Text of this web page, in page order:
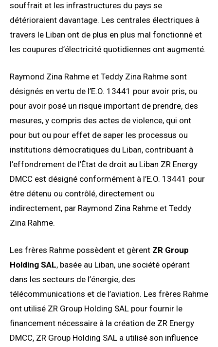
souffrait et les infrastructures du pays se
détérioraient davantage. Les centrales électriques à
travers le Liban ont de plus en plus mal fonctionné et
les coupures d’électricité quotidiennes ont augmenté.
Raymond Zina Rahme et Teddy Zina Rahme sont
désignés en vertu de l’E.O. 13441 pour avoir pris, ou
pour avoir posé un risque important de prendre, des
mesures, y compris des actes de violence, qui ont
pour but ou pour effet de saper les processus ou
institutions démocratiques du Liban, contribuant à
l’effondrement de l’État de droit au Liban ZR Energy
DMCC est désigné conformément à l’E.O. 13441 pour
être détenu ou contrôlé, directement ou
indirectement, par Raymond Zina Rahme et Teddy
Zina Rahme.
Les frères Rahme possèdent et gèrent ZR Group
Holding SAL, basée au Liban, une société opérant
dans les secteurs de l’énergie, des
télécommunications et de l’aviation. Les frères Rahme
ont utilisé ZR Group Holding SAL pour fournir le
financement nécessaire à la création de ZR Energy
DMCC, ZR Group Holding SAL a utilisé son influence